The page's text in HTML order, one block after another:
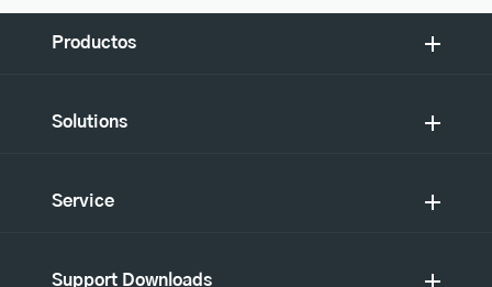
Productos
Solutions
Service
Support Downloads